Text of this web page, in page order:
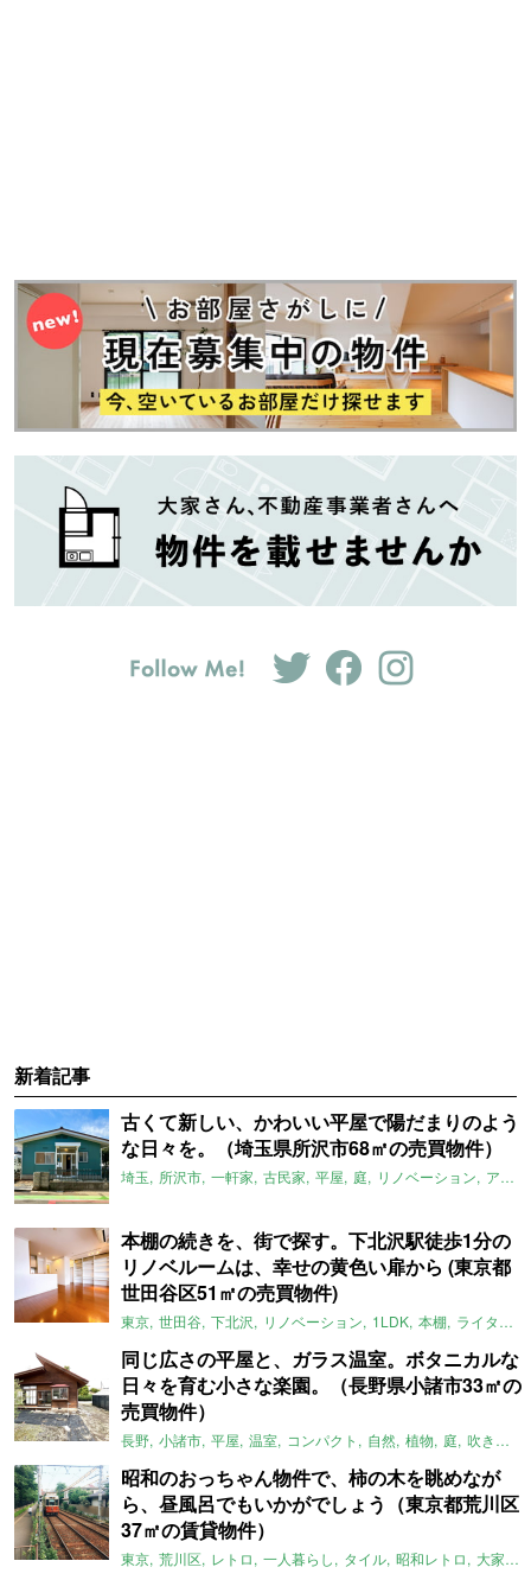
新着記事
古くて新しい、かわいい平屋で陽だまりのよう
な日々を。（埼玉県所沢市68㎡の売買物件）
埼玉 所沢市 一軒家 古民家 平屋 庭 リノベーション アメリカンハウス
本棚の続きを、街で探す。下北沢駅徒歩1分の
リノベルームは、幸せの黄色い扉から (東京都
世田谷区51㎡の売買物件)
東京 世田谷 下北沢 リノベーション 1LDK 本棚 ライター：ほしりょうこ
同じ広さの平屋と、ガラス温室。ボタニカルな
日々を育む小さな楽園。（長野県小諸市33㎡の
売買物件）
長野 小諸市 平屋 温室 コンパクト 自然 植物 庭 吹き抜け
昭和のおっちゃん物件で、柿の木を眺めなが
ら、昼風呂でもいかがでしょう（東京都荒川区
37㎡の賃貸物件）
東京 荒川区 レトロ 一人暮らし タイル 昭和レトロ 大家女子